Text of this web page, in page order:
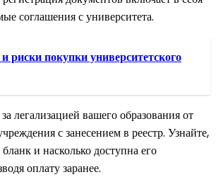
соглашения с университета.
риски покупки университетского
легализацией вашего образования от
с занесением в реестр. Узнайте,
и насколько доступна его
оплату заранее.